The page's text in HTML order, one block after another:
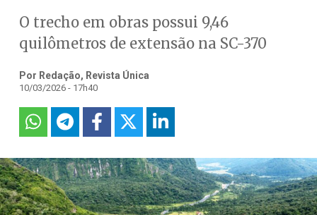
O trecho em obras possui 9,46
quilômetros de extensão na SC-370
Por Redação, Revista Única
10/03/2026 - 17h40